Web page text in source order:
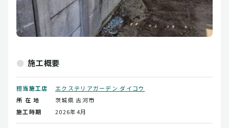
施工概要
担当施工店
エクステリアガーデン ダイコウ
所 在 地
茨城県古河市
施工時期
2026年4月